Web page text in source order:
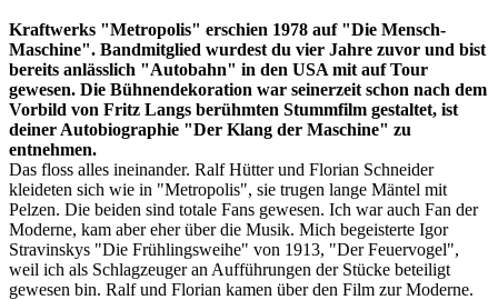
Kraftwerks "Metropolis" erschien 1978 auf "Die Mensch-
Maschine". Bandmitglied wurdest du vier Jahre zuvor und bist
bereits anlässlich "Autobahn" in den USA mit auf Tour
gewesen. Die Bühnendekoration war seinerzeit schon nach dem
Vorbild von Fritz Langs berühmten Stummfilm gestaltet, ist
deiner Autobiographie "Der Klang der Maschine" zu
entnehmen.
Das floss alles ineinander. Ralf Hütter und Florian Schneider
kleideten sich wie in "Metropolis", sie trugen lange Mäntel mit
Pelzen. Die beiden sind totale Fans gewesen. Ich war auch Fan der
Moderne, kam aber eher über die Musik. Mich begeisterte Igor
Stravinskys "Die Frühlingsweihe" von 1913, "Der Feuervogel",
weil ich als Schlagzeuger an Aufführungen der Stücke beteiligt
gewesen bin. Ralf und Florian kamen über den Film zur Moderne.